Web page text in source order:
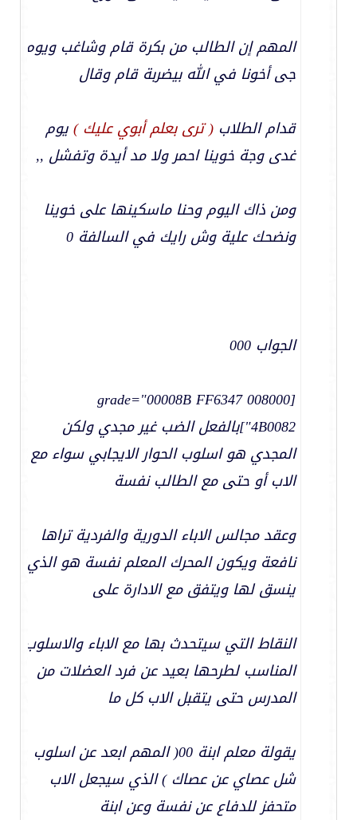
المهم إن الطالب من بكرة قام وشاغب ويوم
جى أخونا في الله بيضربة قام وقال
قدام الطلاب ( ترى بعلم أبوي عليك )يوم
غدى وجة خوينا احمر ولا مد أيدة وتفشل ,,
ومن ذاك اليوم وحنا ماسكينها على خوينا
ونضحك علية وش رايك في السالفة 0
الجواب 000
[grade="00008B FF6347 008000
4B0082"]بالفعل الضب غير مجدي ولكن
المجدي هو اسلوب الحوار الايجابي سواء مع
الاب أو حتى مع الطالب نفسة
وعقد مجالس الاباء الدورية والفردية تراها
نافعة ويكون المحرك المعلم نفسة هو الذي
ينسق لها ويتفق مع الادارة على
النقاط التي سيتحدث بها مع الاباء والاسلوب
المناسب لطرحها بعيد عن فرد العضلات من
المدرس حتى يتقبل الاب كل ما
يقولة معلم ابنة 00( المهم ابعد عن اسلوب
شل عصاي عن عصاك ) الذي سيجعل الاب
متحفز للدفاع عن نفسة وعن ابنة